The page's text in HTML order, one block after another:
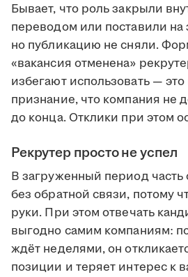
Бывает, что роль закрыли
переводом или поставили на
но публикацию не сняли.
«вакансия отменена»
избегают использовать —
признание, что компания не
до конца. Отклики при этом
Рекрутер просто не успел
В загруженный период часть
без обратной связи, потому
руки. При этом отвечать
выгодно самим компаниям:
ждёт неделями, он
позиции и теряет интерес к